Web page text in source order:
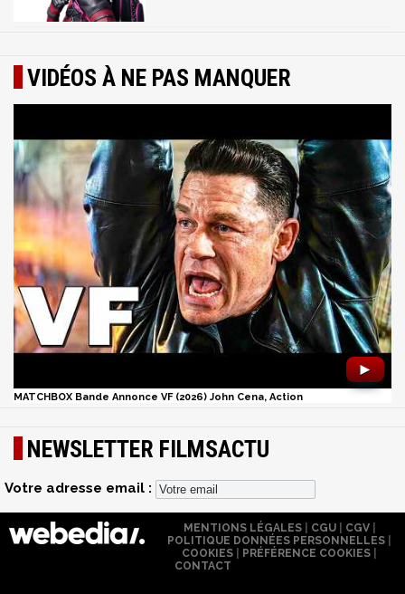
VIDÉOS À NE PAS MANQUER
►
MATCHBOX Bande Annonce VF (2026) John Cena, Action
NEWSLETTER FILMSACTU
Votre adresse email :
MENTIONS LÉGALES| CGU| CGV|
POLITIQUE DONNÉES PERSONNELLES
COOKIES
PRÉFÉRENCE COOKIES
CONTACT